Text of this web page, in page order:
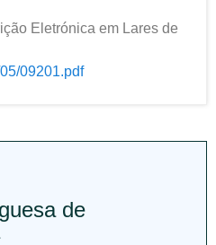
Eletrónica em Lares de
09201.pdf
de